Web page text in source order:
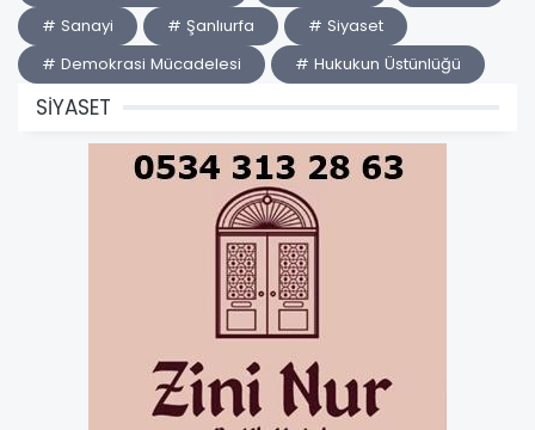
# Sanayi
# Şanlıurfa
# Siyaset
# Demokrasi Mücadelesi
# Hukukun Üstünlüğü
SİYASET